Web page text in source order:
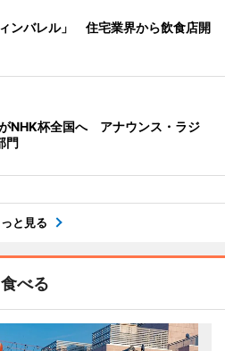
ンバレル」 住宅業界から飲食店開
NHK杯全国へ アナウンス・ラジ
門
と見る
食べる